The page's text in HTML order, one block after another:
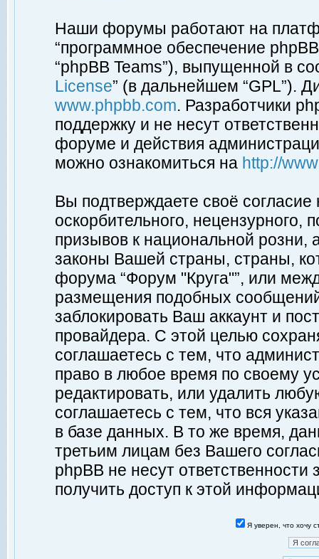
Наши форумы работают на
“программное обеспечение
“phpBB Teams”), выпущенной в
License” (в дальнейшем “GPL”).
www.phpbb.com. Разработчики
поддержку и не несут
форуме и действия
можно ознакомиться на http://
Вы подтверждаете своё
оскорбительного, нецензурного,
призывов к национальной
законы Вашей страны, страны,
форума “Форум "Круга"”, или
размещения подобных
заблокировать Ваш аккаунт и
провайдера. С этой целью
соглашаетесь с тем, что
право в любое время по своему
редактировать, или удалить
соглашаетесь с тем, что вся
в базе данных. В то же время,
третьим лицам без Вашего
phpBB не несут ответственности
получить доступ к этой
Я уверен, что хочу